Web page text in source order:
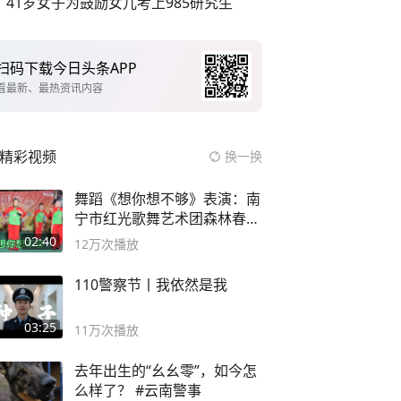
码下载今日头条APP
最新、最热资讯内容
精彩视频 换一换
02:40
舞蹈《想你想不够》表演：南
宁市红光歌舞艺术团森林春红
舞蹈队。
12万次播放
03:25
110警察节丨我依然是我
11万次播放
去年出生的“幺幺零”，如今怎
么样了？ #云南警事